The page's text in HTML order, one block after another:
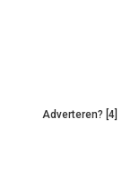
Adverteren? [4]